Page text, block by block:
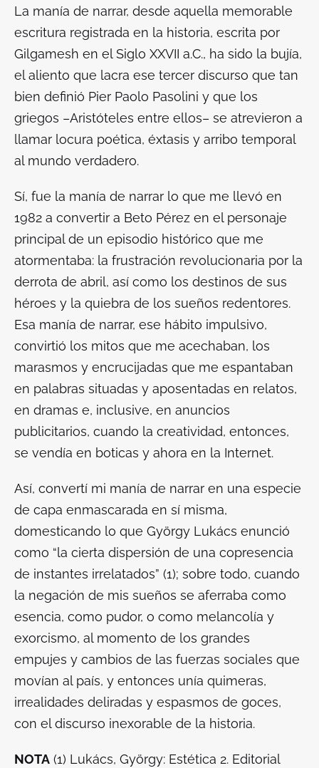
La manía de narrar, desde aquella memorable
escritura registrada en la historia, escrita por
Gilgamesh en el Siglo XXVII a.C., ha sido la bujía,
el aliento que lacra ese tercer discurso que tan
bien definió Pier Paolo Pasolini y que los
griegos –Aristóteles entre ellos– se atrevieron a
llamar locura poética, éxtasis y arribo temporal
al mundo verdadero.
Sí, fue la manía de narrar lo que me llevó en
1982 a convertir a Beto Pérez en el personaje
principal de un episodio histórico que me
atormentaba: la frustración revolucionaria por la
derrota de abril, así como los destinos de sus
héroes y la quiebra de los sueños redentores.
Esa manía de narrar, ese hábito impulsivo,
convirtió los mitos que me acechaban, los
marasmos y encrucijadas que me espantaban
en palabras situadas y aposentadas en relatos,
en dramas e, inclusive, en anuncios
publicitarios, cuando la creatividad, entonces,
se vendía en boticas y ahora en la Internet.
Así, convertí mi manía de narrar en una especie
de capa enmascarada en sí misma,
domesticando lo que György Lukács enunció
como “la cierta dispersión de una copresencia
de instantes irrelatados” (1); sobre todo, cuando
la negación de mis sueños se aferraba como
esencia, como pudor, o como melancolía y
exorcismo, al momento de los grandes
empujes y cambios de las fuerzas sociales que
movían al país, y entonces unía quimeras,
irrealidades deliradas y espasmos de goces,
con el discurso inexorable de la historia.
NOTA (1) Lukács, György: Estética 2. Editorial